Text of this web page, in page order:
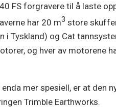
FS forgravere til å laste
har 20 m3 store
i Tyskland) og Cat
og hver av motorene
mer spesiell, er at den
Trimble Earthworks.